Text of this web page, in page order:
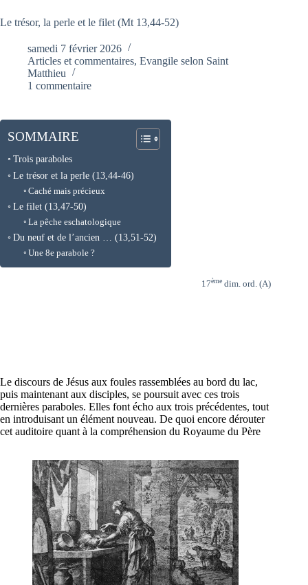
Le trésor, la perle et le filet (Mt 13,44-52)
samedi 7 février 2026
Articles et commentaires, Evangile selon Saint
Matthieu
1 commentaire
SOMMAIRE
Trois paraboles
Le trésor et la perle (13,44-46)
Caché mais précieux
Le filet (13,47-50)
La pêche eschatologique
Du neuf et de l’ancien … (13,51-52)
Une 8e parabole ?
17ème dim. ord. (A)
Le discours de Jésus aux foules rassemblées au bord du lac,
puis maintenant aux disciples, se poursuit avec ces trois
dernières paraboles. Elles font écho aux trois précédentes, tout
en introduisant un élément nouveau. De quoi encore dérouter
cet auditoire quant à la compréhension du Royaume du Père